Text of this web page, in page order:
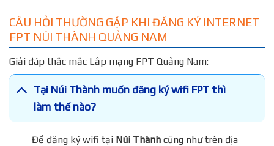
CÂU HỎI THƯỜNG GẶP KHI ĐĂNG KÝ INTERNET
FPT NÚI THÀNH QUẢNG NAM
Giải đáp thắc mắc Lắp mạng FPT Quảng Nam:
Tại Núi Thành muốn đăng ký wifi FPT thì
làm thế nào?
Để đăng ký wifi tạiNúi Thànhcũng như trên địa